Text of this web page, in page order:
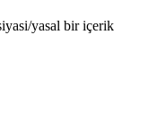
yasal bir içerik